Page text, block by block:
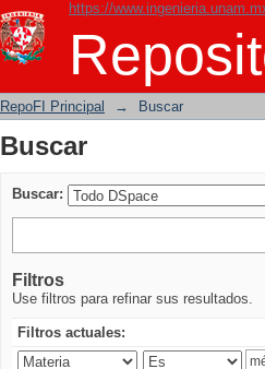
https://
Buscar
RepoFI Principal → Buscar
Buscar
Buscar:
Filtros
Use filtros para refinar sus resultados.
Filtros actuales: